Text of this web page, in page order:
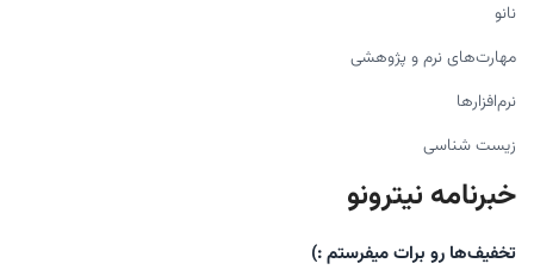
نانو
مهارت‌های نرم و پژوهشی
نرم‌افزارها
زیست شناسی
خبرنامه نیترونو
تخفیف‌ها رو برات میفرستم :)